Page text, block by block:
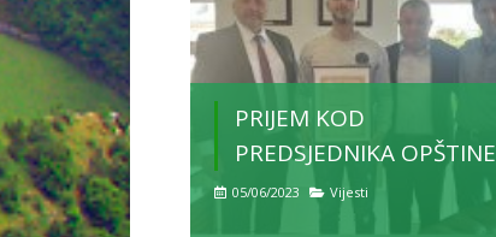
PRIJEM KOD
PREDSJEDNIKA OPŠTINE
05/06/2023 Vijesti